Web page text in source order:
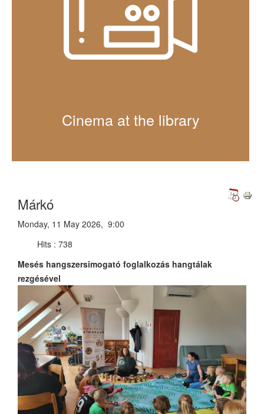
Cinema at the library
Márkó
Monday, 11 May 2026, 9:00
Hits : 738
Mesés hangszersimogató foglalkozás hangtálak
rezgésével